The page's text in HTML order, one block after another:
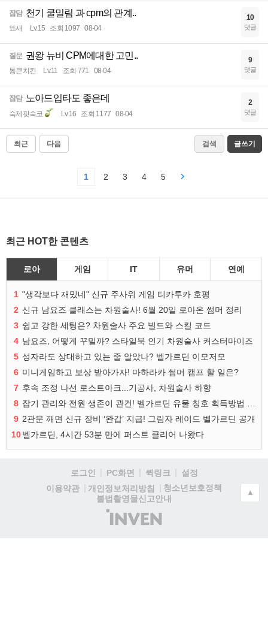
잡담 천기 쿨밀림 과 cpm의 관계..
뚀새 Lv.15 조회 1097 08-04
10
댓글
질문 권왕 뉴비 CPM에대한 고민..
통큰치킨 Lv.11 조회 771 08-04
9
댓글
잡담 노아드입타도 좋은데
숙제팟숙코 Lv.16 조회 1177 08-04
2
댓글
최근 다음 검색 글쓰기
1 2 3 4 5
최근 HOT한 콘텐츠
로아 게임 IT 유머 연예
1 "생각보다 재밌네" 신규 주사위 게임 티카투카 호평
2 신규 남요즈 클래스는 차원술사! 6월 20일 로아온 썸머 정리
3 쉽고 강한 세팅은? 차원술사 주요 빌드와 스킬 코드
4 남요즈, 어떻게 꾸밀까? 스타일북 인기 차원술사 커스터마이즈
5 성자라도 상대하고 있는 줄 알았나? 벨가르딘 이모저모
6 미니게임하고 보상 받아가자! 마하라카 썸머 캠프 할 일은?
7 후속 조정 나선 로스트아크...기공사, 차원술사 하향
8
9 2관문 깨면 신규 장비 ‘완갑’ 지급! 그림자 레이드 벨가르딘 공개
10벨가르딘, 4시간 53분 만에 퍼스트 클리어 나왔다
로그인 PC화면 퀵링크
설정
이용약관
개인정보처리방침
청소년보호정책
불법촬영물신고안내
(주)
인
▲